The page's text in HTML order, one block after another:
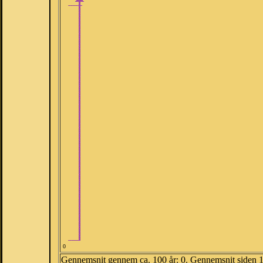
0
Gennemsnit gennem ca. 100 år: 0. Gennemsnit siden